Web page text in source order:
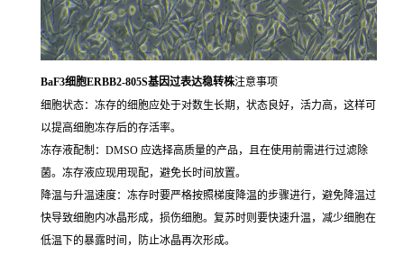
BaF3细胞ERBB2-805S基因过表达稳转株注意事项
细胞状态：冻存的细胞应处于对数生长期，状态良好，活力高，这样可
以提高细胞冻存后的存活率。
冻存液配制：DMSO 应选择高质量的产品，且在使用前需进行过滤除
菌。冻存液应现用现配，避免长时间放置。
降温与升温速度：冻存时要严格按照梯度降温的步骤进行，避免降温过
快导致细胞内冰晶形成，损伤细胞。复苏时则要快速升温，减少细胞在
低温下的暴露时间，防止冰晶再次形成。